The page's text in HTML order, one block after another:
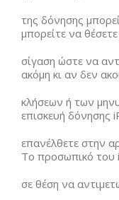
της δόνησης
μπορείτε να
σίγαση ώστε να
ακόμη κι αν δεν
κλήσεων ή των
επισκευή δόνησης
επανέλθετε στην
Το προσωπικό του
σε θέση να